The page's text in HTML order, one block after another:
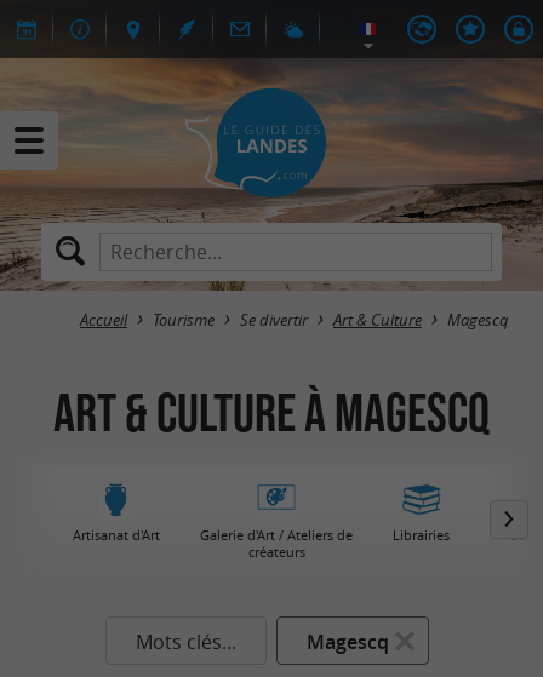
Accueil Tourisme Se divertir Art & Culture Magescq
Art & Culture à Magescq
Artisanat d'Art
Galerie d'Art / Ateliers de
créateurs
Librairies
Mots clés... Magescq